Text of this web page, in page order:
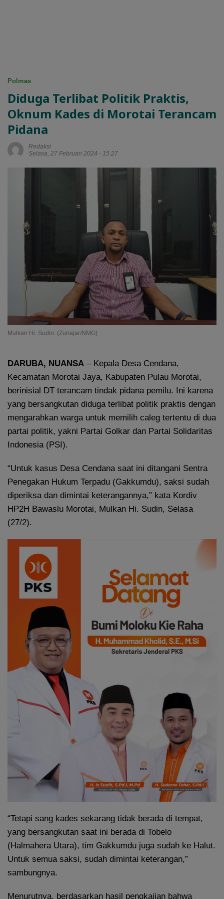
Polmas
Diduga Terlibat Politik Praktis,
Oknum Kades di Morotai Terancam
Pidana
Redaksi
Selasa, 27 Februari 2024 - 15:27
Mulkan Hi. Sudin. (Zunajar/NMG)
DARUBA, NUANSA – Kepala Desa Cendana,
Kecamatan Morotai Jaya, Kabupaten Pulau Morotai,
berinisial DT terancam tindak pidana pemilu. Ini karena
yang bersangkutan diduga terlibat politik praktis dengan
mengarahkan warga untuk memilih caleg tertentu di dua
partai politik, yakni Partai Golkar dan Partai Solidaritas
Indonesia (PSI).
“Untuk kasus Desa Cendana saat ini ditangani Sentra
Penegakan Hukum Terpadu (Gakkumdu), saksi sudah
diperiksa dan dimintai keterangannya,” kata Kordiv
HP2H Bawaslu Morotai, Mulkan Hi. Sudin, Selasa
(27/2).
“Tetapi sang kades sekarang tidak berada di tempat,
yang bersangkutan saat ini berada di Tobelo
(Halmahera Utara), tim Gakkumdu juga sudah ke Halut.
Untuk semua saksi, sudah dimintai keterangan,”
sambungnya.
Menurutnya, berdasarkan hasil pengkajian bahwa